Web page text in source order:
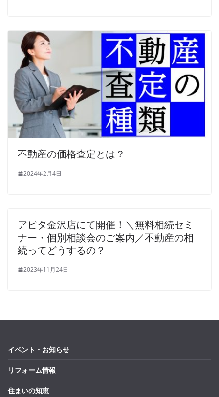
不動産の価格査定とは？
2024年2月4日
アピタ金沢店にて開催！＼無料相続セミ
ナー・個別相談会のご案内／不動産の相
続ってどうするの？
2023年11月24日
イベント・お知らせ
リフォーム情報
住まいの知恵